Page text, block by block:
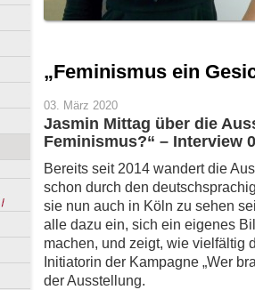
„Feminismus ein
03. März 2020
Jasmin Mittag über die
Feminismus?“ – Interview
Bereits seit 2014 wandert die
schon durch den
sie nun auch in Köln zu sehen
alle dazu ein, sich ein eigenes
machen, und zeigt, wie vielfältig
Initiatorin der Kampagne „Wer
der Ausstellung.